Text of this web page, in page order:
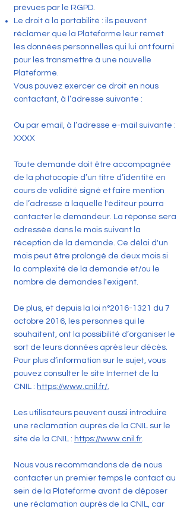
prévues par le RGPD.
Le droit à la portabilité : ils peuvent
réclamer que la Plateforme leur remet
les données personnelles qui lui ont fourni
pour les transmettre à une nouvelle
Plateforme.
Vous pouvez exercer ce droit en nous
contactant, à l’adresse suivante :
Ou par email, à l’adresse e-mail suivante :
XXXX
Toute demande doit être accompagnée
de la photocopie d’un titre d’identité en
cours de validité signé et faire mention
de l’adresse à laquelle l'éditeur pourra
contacter le demandeur. La réponse sera
adressée dans le mois suivant la
réception de la demande. Ce délai d'un
mois peut être prolongé de deux mois si
la complexité de la demande et/ou le
nombre de demandes l'exigent.
De plus, et depuis la loi n°2016-1321 du 7
octobre 2016, les personnes qui le
souhaitent, ont la possibilité d’organiser le
sort de leurs données après leur décès.
Pour plus d’information sur le sujet, vous
pouvez consulter le site Internet de la
CNIL : https://www.cnil.fr/.
Les utilisateurs peuvent aussi introduire
une réclamation auprès de la CNIL sur le
site de la CNIL : https://www.cnil.fr.
Nous vous recommandons de de nous
contacter un premier temps le contact au
sein de la Plateforme avant de déposer
une réclamation auprès de la CNIL, car